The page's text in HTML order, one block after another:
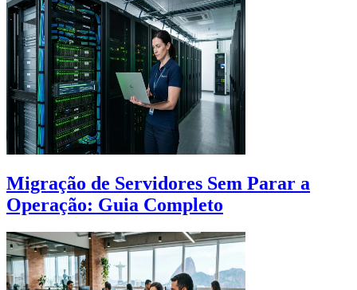
Migração de Servidores Sem Parar a
Operação: Guia Completo